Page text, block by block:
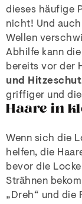
dieses häufige
nicht! Und
Wellen
Abhilfe kann
bereits vor der
und
griffiger und
Haare in
Wenn sich die
helfen, die
bevor die
Strähnen
„Dreh“ und die